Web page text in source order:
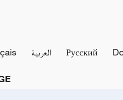
العربية Русский